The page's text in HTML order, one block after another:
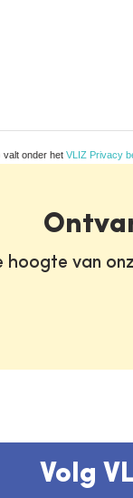
valt onder het VLIZ Privacy
hoogte van
Volg